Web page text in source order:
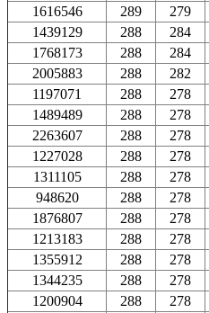
1616546
289 279
1439129
288 284
1768173
288 284
2005883
288 282
1197071
288 278
1489489
288 278
2263607
288 278
1227028
288 278
1311105
288 278
948620
288 278
1876807
288 278
1213183
288 278
1355912
288 278
1344235
288 278
1200904
288 278